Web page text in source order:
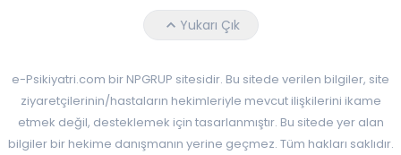
FaceebokTwitterYoutube
Yukarı Çık
e-Psikiyatri.com bir NPGRUP sitesidir. Bu sitede verilen bilgiler, site
ziyaretçilerinin/hastaların hekimleriyle mevcut ilişkilerini ikame
etmek değil, desteklemek için tasarlanmıştır. Bu sitede yer alan
bilgiler bir hekime danışmanın yerine geçmez. Tüm hakları saklıdır.